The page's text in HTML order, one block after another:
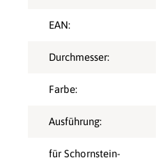
EAN:
Durchmesser:
Farbe:
Ausführung:
für Schornstein-